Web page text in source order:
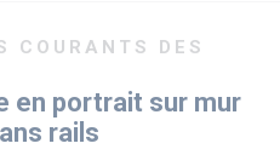
COURANTS DES
en portrait sur mur
rails